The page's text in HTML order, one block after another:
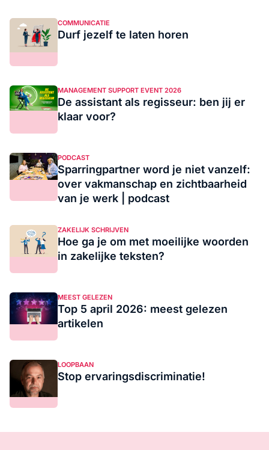
COMMUNICATIE
Durf jezelf te laten horen
MANAGEMENT SUPPORT EVENT 2026
De assistant als regisseur: ben jij er
klaar voor?
PODCAST
Sparringpartner word je niet vanzelf:
over vakmanschap en zichtbaarheid
van je werk | podcast
ZAKELIJK SCHRIJVEN
Hoe ga je om met moeilijke woorden
in zakelijke teksten?
MEEST GELEZEN
Top 5 april 2026: meest gelezen
artikelen
LOOPBAAN
Stop ervaringsdiscriminatie!